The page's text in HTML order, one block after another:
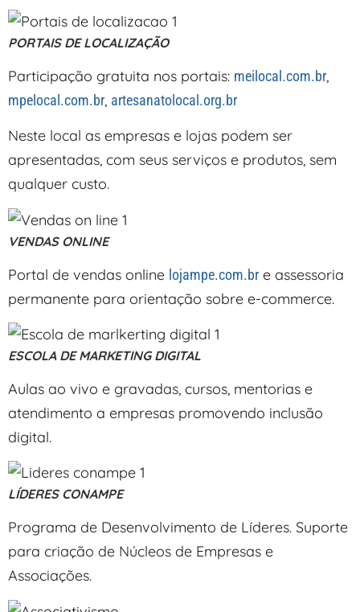
PORTAIS DE LOCALIZAÇÃO
Participação gratuita nos portais: meilocal.com.br,
mpelocal.com.br, artesanatolocal.org.br
Neste local as empresas e lojas podem ser
apresentadas, com seus serviços e produtos, sem
qualquer custo.
VENDAS ONLINE
Portal de vendas online lojampe.com.br e assessoria
permanente para orientação sobre e-commerce.
ESCOLA DE MARKETING DIGITAL
Aulas ao vivo e gravadas, cursos, mentorias e
atendimento a empresas promovendo inclusão
digital.
LÍDERES CONAMPE
Programa de Desenvolvimento de Líderes. Suporte
para criação de Núcleos de Empresas e
Associações.